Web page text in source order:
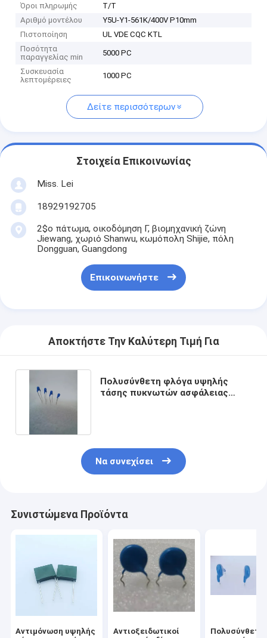
Όροι πληρωμής
T/T
Αριθμό μοντέλου
Y5U-Y1-561K/400V P10mm
Πιστοποίηση
UL VDE CQC KTL
Ποσότητα
παραγγελίας min
5000 PC
Συσκευασία
λεπτομέρειες
1000 PC
Δείτε περισσότερων
Στοιχεία Επικοινωνίας
Miss. Lei
18929192705
2$ο πάτωμα, οικοδόμηση Γ, βιομηχανική ζώνη
Jiewang, χωριό Shanwu, κωμόπολη Shijie, πόλη
Dongguan, Guangdong
Επικοινωνήστε
Αποκτήστε Την Καλύτερη Τιμή Για
Πολυσύνθετη φλόγα υψηλής
τάσης πυκνωτών ασφάλειας
Να συνεχίσει
Συνιστώμενα Προϊόντα
Αντιμόνωση υψηλής
Αντιοξειδωτικοί